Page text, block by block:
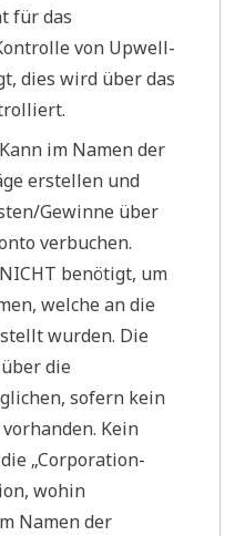
für das
von Upwell-
dies wird über das
Kann im Namen der
erstellen und
Gewinne über
verbuchen.
benötigt, um
welche an die
wurden. Die
die
sofern kein
Kein
„Corporation-
wohin
Namen der